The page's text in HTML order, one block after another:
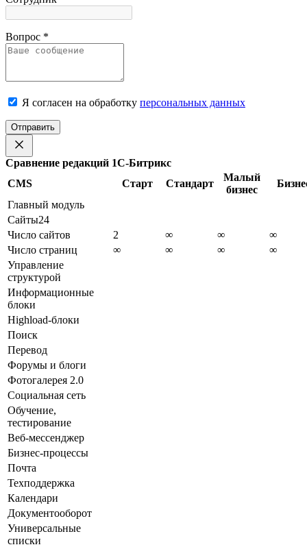
Вопрос *
Я согласен на обработку персональных данных
Отправить
Сравнение редакций 1С-Битрикс
CMS
Старт Стандарт
Малый
бизнес
Главный модуль
Сайты24
Число сайтов
2 ∞ ∞
∞
Число страниц
∞ ∞ ∞
∞
Управление
структурой
Информационные
блоки
Highload-блоки
Поиск
Перевод
Форумы и блоги
Фотогалерея 2.0
Социальная сеть
Обучение,
тестирование
Веб-мессенджер
Бизнес-процессы
Почта
Техподдержка
Календари
Документооборот
Универсальные
списки